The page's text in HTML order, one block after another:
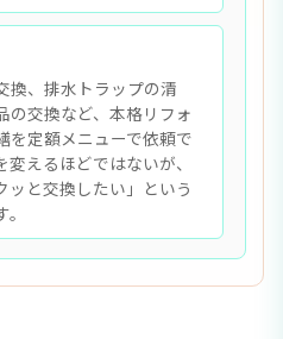
換、排水トラップの清
の交換など、本格リフォ
を定額メニューで依頼で
えるほどではないが、
ッと交換したい」という